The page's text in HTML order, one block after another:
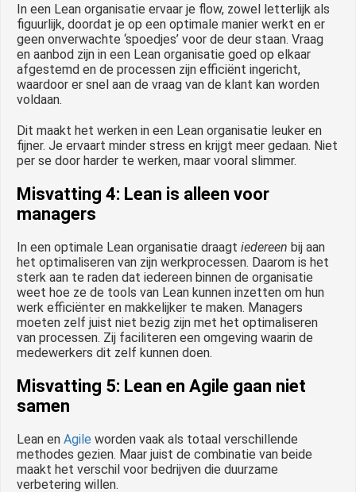
In een Lean organisatie ervaar je flow, zowel letterlijk als
figuurlijk, doordat je op een optimale manier werkt en er
geen onverwachte ‘spoedjes’ voor de deur staan. Vraag
en aanbod zijn in een Lean organisatie goed op elkaar
afgestemd en de processen zijn efficiënt ingericht,
waardoor er snel aan de vraag van de klant kan worden
voldaan.
Dit maakt het werken in een Lean organisatie leuker en
fijner. Je ervaart minder stress en krijgt meer gedaan. Niet
per se door harder te werken, maar vooral slimmer.
Misvatting 4: Lean is alleen voor
managers
In een optimale Lean organisatie draagt iedereen bij aan
het optimaliseren van zijn werkprocessen. Daarom is het
sterk aan te raden dat iedereen binnen de organisatie
weet hoe ze de tools van Lean kunnen inzetten om hun
werk efficiënter en makkelijker te maken. Managers
moeten zelf juist niet bezig zijn met het optimaliseren
van processen. Zij faciliteren een omgeving waarin de
medewerkers dit zelf kunnen doen.
Misvatting 5: Lean en Agile gaan niet
samen
Lean en Agile worden vaak als totaal verschillende
methodes gezien. Maar juist de combinatie van beide
maakt het verschil voor bedrijven die duurzame
verbetering willen.